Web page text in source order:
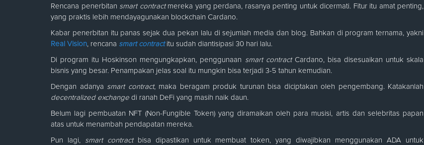
Rencana penerbitan smart contractmereka yang perdana, rasanya penting untuk dicermati. Fitur itu amat penting,
yang praktis lebih mendayagunakan blockchain Cardano.
Kabar penerbitan itu panas sejak dua pekan lalu di sejumlah media dan blog. Bahkan di program ternama, yakni
Real Vision, rencana smart contractitu sudah diantisipasi 30 hari lalu.
Di program itu Hoskinson mengungkapkan, penggunaan smart contract Cardano, bisa disesuaikan untuk skala
bisnis yang besar. Penampakan jelas soal itu mungkin bisa terjadi 3-5 tahun kemudian.
Dengan adanya smart contract, maka beragam produk turunan bisa diciptakan oleh pengembang. Katakanlah
decentralized exchange di ranah DeFi yang masih naik daun.
Belum lagi pembuatan NFT (Non-Fungible Token) yang diramaikan oleh para musisi, artis dan selebritas papan
atas untuk menambah pendapatan mereka.
Pun lagi, smart contractbisa dipastikan untuk membuat token, yang diwajibkan menggunakan ADA untuk